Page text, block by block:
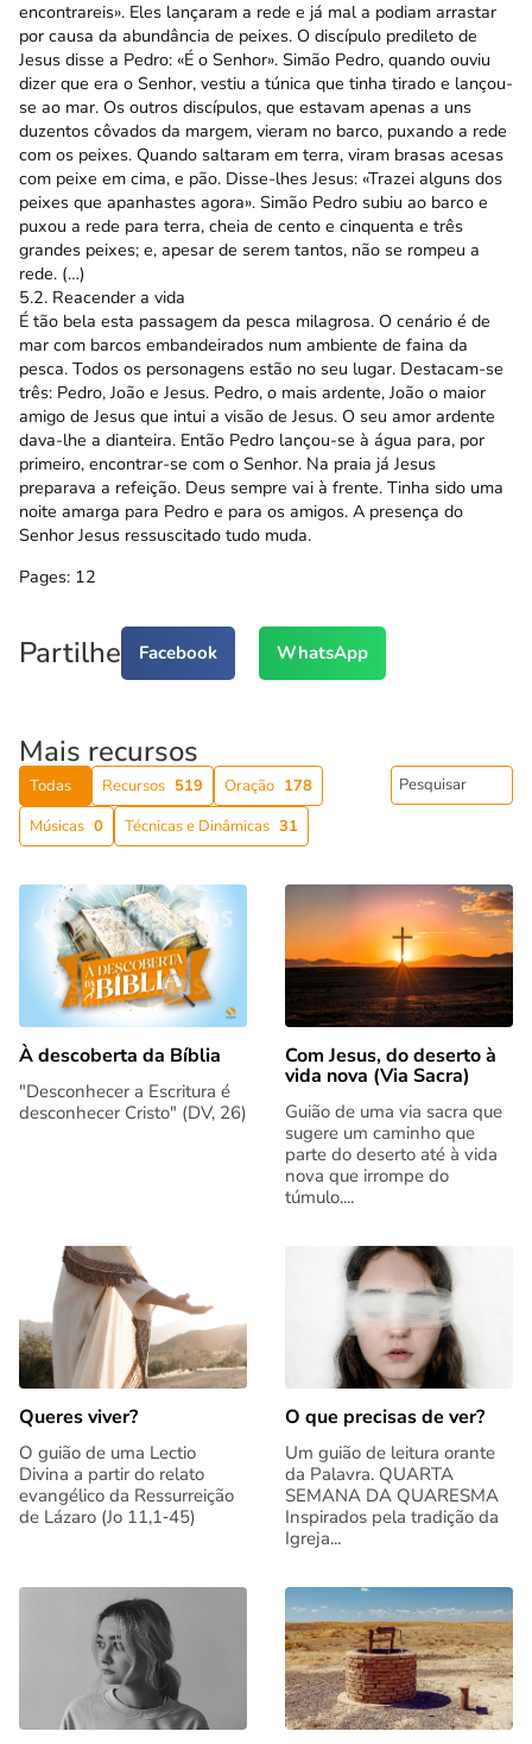
encontrareis». Eles lançaram a rede e já mal a podiam arrastar
por causa da abundância de peixes. O discípulo predileto de
Jesus disse a Pedro: «É o Senhor». Simão Pedro, quando ouviu
dizer que era o Senhor, vestiu a túnica que tinha tirado e lançou-
se ao mar. Os outros discípulos, que estavam apenas a uns
duzentos côvados da margem, vieram no barco, puxando a rede
com os peixes. Quando saltaram em terra, viram brasas acesas
com peixe em cima, e pão. Disse-lhes Jesus: «Trazei alguns dos
peixes que apanhastes agora». Simão Pedro subiu ao barco e
puxou a rede para terra, cheia de cento e cinquenta e três
grandes peixes; e, apesar de serem tantos, não se rompeu a
rede. (…)
5.2. Reacender a vida
É tão bela esta passagem da pesca milagrosa. O cenário é de
mar com barcos embandeirados num ambiente de faina da
pesca. Todos os personagens estão no seu lugar. Destacam-se
três: Pedro, João e Jesus. Pedro, o mais ardente, João o maior
amigo de Jesus que intui a visão de Jesus. O seu amor ardente
dava-lhe a dianteira. Então Pedro lançou-se à água para, por
primeiro, encontrar-se com o Senhor. Na praia já Jesus
preparava a refeição. Deus sempre vai à frente. Tinha sido uma
noite amarga para Pedro e para os amigos. A presença do
Senhor Jesus ressuscitado tudo muda.
Pages: 12
Partilhe Facebook WhatsApp
Mais recursos
Todas Recursos 519 Oração 178
Músicas 0 Técnicas e Dinâmicas 31
À descoberta da Bíblia
"Desconhecer a Escritura é
desconhecer Cristo" (DV, 26)
Com Jesus, do deserto à
vida nova (Via Sacra)
Guião de uma via sacra que
sugere um caminho que
parte do deserto até à vida
nova que irrompe do
túmulo....
Queres viver?
O guião de uma Lectio
Divina a partir do relato
evangélico da Ressurreição
de Lázaro (Jo 11,1‑45)
O que precisas de ver?
Um guião de leitura orante
da Palavra. QUARTA
SEMANA DA QUARESMA
Inspirados pela tradição da
Igreja...